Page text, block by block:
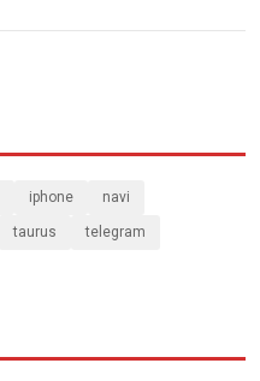
iphone navi
taurus telegram